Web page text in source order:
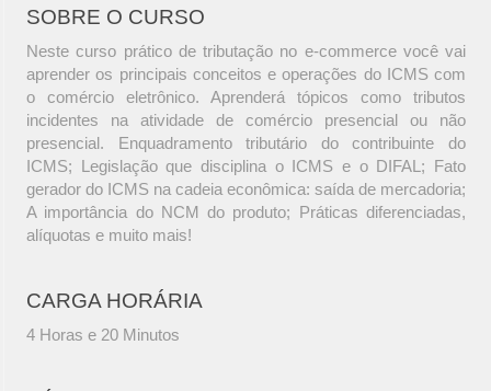
SOBRE O CURSO
Neste curso prático de tributação no e-commerce você vai
aprender os principais conceitos e operações do ICMS com
o comércio eletrônico. Aprenderá tópicos como tributos
incidentes na atividade de comércio presencial ou não
presencial. Enquadramento tributário do contribuinte do
ICMS; Legislação que disciplina o ICMS e o DIFAL; Fato
gerador do ICMS na cadeia econômica: saída de mercadoria;
A importância do NCM do produto; Práticas diferenciadas,
alíquotas e muito mais!
CARGA HORÁRIA
4 Horas e 20 Minutos